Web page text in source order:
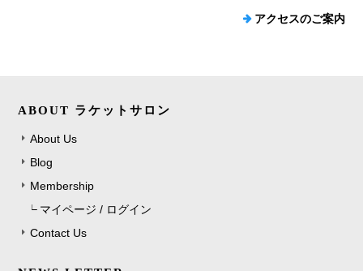
アクセスのご案内
ABOUT ラケットサロン
About Us
Blog
Membership
マイページ / ログイン
Contact Us